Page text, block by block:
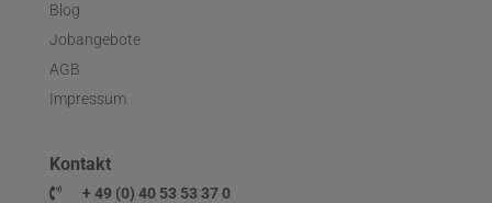
Blog
Jobangebote
AGB
Impressum
Kontakt
+ 49 (0) 40 53 53 37 0